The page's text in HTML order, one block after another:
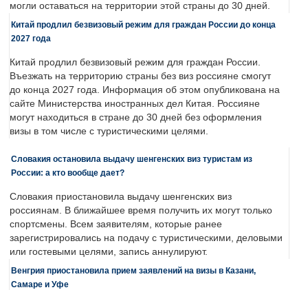
могли оставаться на территории этой страны до 30 дней.
Китай продлил безвизовый режим для граждан России до конца
2027 года
Китай продлил безвизовый режим для граждан России.
Въезжать на территорию страны без виз россияне смогут
до конца 2027 года. Информация об этом опубликована на
сайте Министерства иностранных дел Китая. Россияне
могут находиться в стране до 30 дней без оформления
визы в том числе с туристическими целями.
Словакия остановила выдачу шенгенских виз туристам из
России: а кто вообще дает?
Словакия приостановила выдачу шенгенских виз
россиянам. В ближайшее время получить их могут только
спортсмены. Всем заявителям, которые ранее
зарегистрировались на подачу с туристическими, деловыми
или гостевыми целями, запись аннулируют.
Венгрия приостановила прием заявлений на визы в Казани,
Самаре и Уфе